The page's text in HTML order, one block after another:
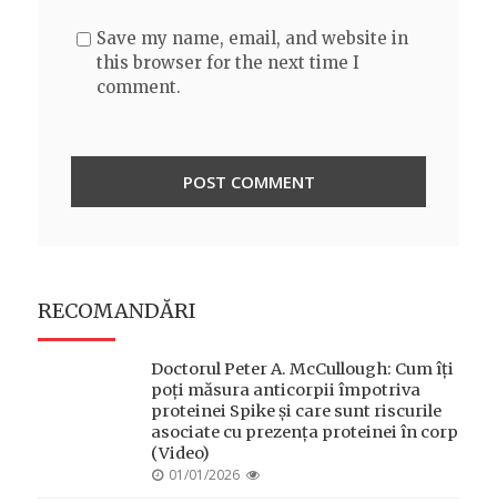
Save my name, email, and website in
this browser for the next time I
comment.
RECOMANDĂRI
Doctorul Peter A. McCullough: Cum îți
poți măsura anticorpii împotriva
proteinei Spike și care sunt riscurile
asociate cu prezența proteinei în corp
(Video)
POSTED
01/01/2026